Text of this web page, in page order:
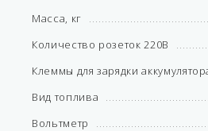
Масса, кг
Количество розеток 220В
Клеммы для зарядки
Вид топлива
Вольтметр